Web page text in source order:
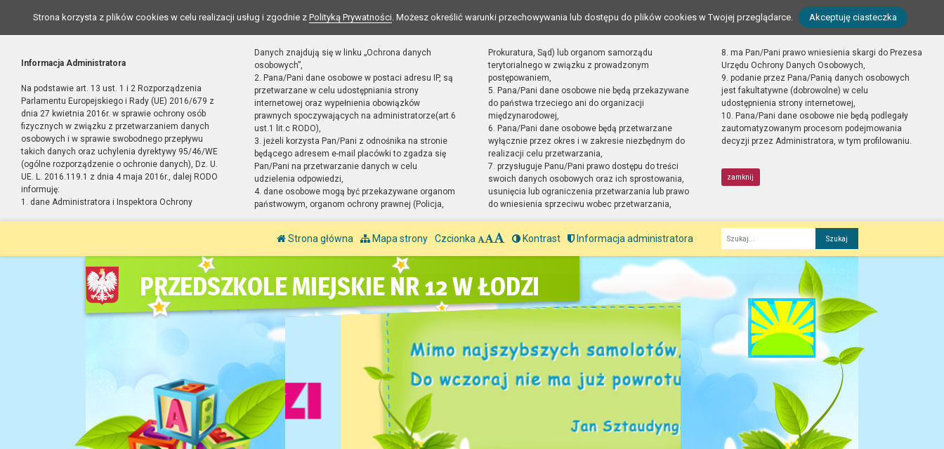
Strona korzysta z plików cookies w celu realizacji usług i zgodnie z Polityką Prywatności. Możesz określić warunki przechowywania lub dostępu do plików cookies w Twojej przeglądarce. Akceptuję ciasteczka
Informacja Administratora
Na podstawie art. 13 ust. 1 i 2 Rozporządzenia
Parlamentu Europejskiego i Rady (UE) 2016/679 z
dnia 27 kwietnia 2016r. w sprawie ochrony osób
fizycznych w związku z przetwarzaniem danych
osobowych i w sprawie swobodnego przepływu
takich danych oraz uchylenia dyrektywy 95/46/WE
(ogólne rozporządzenie o ochronie danych), Dz. U.
UE. L. 2016.119.1 z dnia 4 maja 2016r., dalej RODO
informuję:
1. dane Administratora i Inspektora Ochrony
Danych znajdują się w linku „Ochrona danych
osobowych”,
2. Pana/Pani dane osobowe w postaci adresu IP, są
przetwarzane w celu udostępniania strony
internetowej oraz wypełnienia obowiązków
prawnych spoczywających na administratorze(art.6
ust.1 lit.c RODO),
3. jeżeli korzysta Pan/Pani z odnośnika na stronie
będącego adresem e-mail placówki to zgadza się
Pan/Pani na przetwarzanie danych w celu
udzielenia odpowiedzi,
4. dane osobowe mogą być przekazywane organom
państwowym, organom ochrony prawnej (Policja,
Prokuratura, Sąd) lub organom samorządu
terytorialnego w związku z prowadzonym
postępowaniem,
5. Pana/Pani dane osobowe nie będą przekazywane
do państwa trzeciego ani do organizacji
międzynarodowej,
6. Pana/Pani dane osobowe będą przetwarzane
wyłącznie przez okres i w zakresie niezbędnym do
realizacji celu przetwarzania,
7. przysługuje Panu/Pani prawo dostępu do treści
swoich danych osobowych oraz ich sprostowania,
usunięcia lub ograniczenia przetwarzania lub prawo
do wniesienia sprzeciwu wobec przetwarzania,
8. ma Pan/Pani prawo wniesienia skargi do Prezesa
Urzędu Ochrony Danych Osobowych,
9. podanie przez Pana/Panią danych osobowych
jest fakultatywne (dobrowolne) w celu
udostępnienia strony internetowej,
10. Pana/Pani dane osobowe nie będą podlegały
zautomatyzowanym procesom podejmowania
decyzji przez Administratora, w tym profilowaniu.
zamknij
Strona główna Mapa strony Czcionka Kontrast Informacja administratora
Fraza
PRZEDSZKOLE MIEJSKIE NR 12 W ŁODZI